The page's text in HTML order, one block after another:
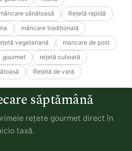
mâncare sănătoasă
Rețetă rapidă
mâncare tradițională
vegetariană
mancare de post
gourmet
rețetă culinară
Rețetă de vară
săptămână
rețete gourmet direct în
taxă.